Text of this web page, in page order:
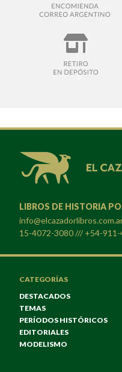
LIBROS DE HISTORIA
15-4072-3080 /// +54-
CATEGORÍAS
DESTACADOS
TEMAS
PERÍODOS HISTÓRICOS
EDITORIALES
MODELISMO